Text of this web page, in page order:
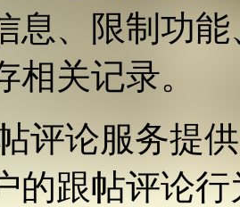
息、限制功
相关记录。
评论服务提
的跟帖评论